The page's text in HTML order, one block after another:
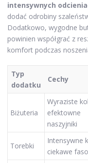
intensywnych
dodać odrobiny
Dodatkowo, wygodne
powinien współgrać z
komfort podczas
Typ
dodatku
Cechy
Biżuteria
Wyraziste
efektowne
naszyjniki
Torebki
Intensywne
ciekawe